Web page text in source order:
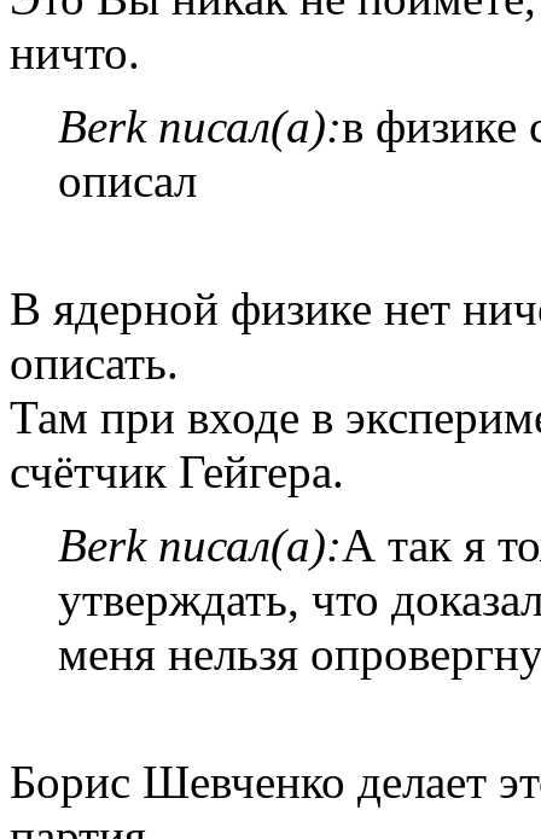
ничто.
Berk писал(а):в физике
описал
В ядерной физике нет
описать.
Там при входе в
счётчик Гейгера.
Berk писал(а):А так я
утверждать, что
меня нельзя
Борис Шевченко делает